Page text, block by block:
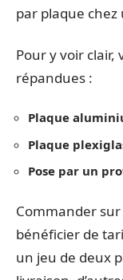
par plaque
Pour y voir clair,
répandues :
Plaque
Plaque
Pose par un
Commander
bénéficier de
un jeu de deux